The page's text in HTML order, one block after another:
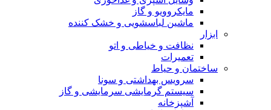
مایکروویو و گاز
ماشین لباسشویی و خشک کننده
ابزار
نظافت و خیاطی و اتو
تعمیرات
ساختمان و حیاط
سرویس بهداشتی و سونا
سیستم گرمایشی سرمایشی و گاز
آشپزخانه